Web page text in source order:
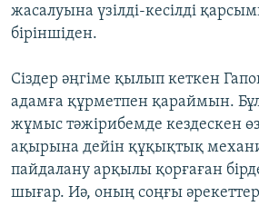
жасалуына үзілді-кесілді
біріншіден.
Сіздер әңгіме қылып кеткен
адамға құрметпен қараймын.
жұмыс тәжірибемде кездескен
ақырына дейін құқықтық
пайдалану арқылы қорғаған
шығар. Иә, оның соңғы